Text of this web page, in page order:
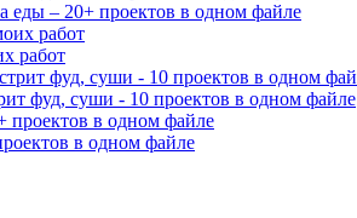
еды – 20+ проектов в одном файле
работ
фуд, суши - 10 проектов в одном файле
в одном файле